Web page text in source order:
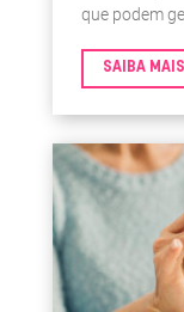
que podem
progressiva
levando à
SAIBA MAIS